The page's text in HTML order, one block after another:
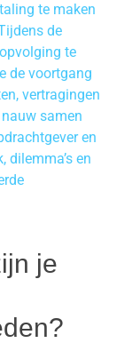
te maken
de
te
de voortgang
vertragingen
samen
en
dilemma’s en
je